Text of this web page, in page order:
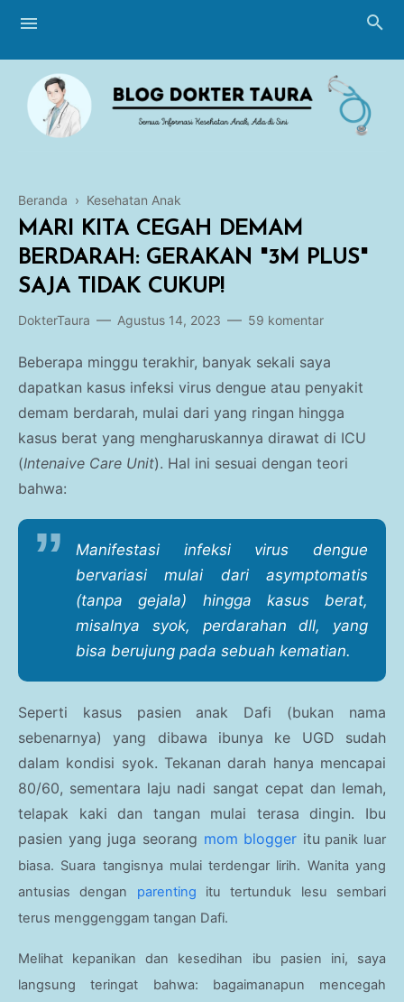
Blogging
Breastfeeding
Perawatan Bayi
Imunisasi
Tumbuh Kembang
Parenting
Traveling Story
Kesehatan Umum
Haji dan Umroh
Kesehatan Anak
Beranda › Kesehatan Anak
MARI KITA CEGAH DEMAM
BERDARAH: GERAKAN "3M PLUS"
SAJA TIDAK CUKUP!
DokterTaura Agustus 14, 2023 59 komentar
Beberapa minggu terakhir, banyak sekali saya
dapatkan kasus infeksi virus dengue atau penyakit
demam berdarah, mulai dari yang ringan hingga
kasus berat yang mengharuskannya dirawat di ICU
(Intenaive Care Unit). Hal ini sesuai dengan teori
bahwa:
Manifestasi infeksi virus dengue
bervariasi mulai dari asymptomatis
(tanpa gejala) hingga kasus berat,
misalnya syok, perdarahan dll, yang
bisa berujung pada sebuah kematian.
Seperti kasus pasien anak Dafi (bukan nama
sebenarnya) yang dibawa ibunya ke UGD sudah
dalam kondisi syok. Tekanan darah hanya mencapai
80/60, sementara laju nadi sangat cepat dan lemah,
telapak kaki dan tangan mulai terasa dingin. Ibu
pasien yang juga seorang mom blogger itu panik luar
biasa. Suara tangisnya mulai terdengar lirih. Wanita yang
antusias dengan parenting itu tertunduk lesu sembari
terus menggenggam tangan Dafi.
Melihat kepanikan dan kesedihan ibu pasien ini, saya
langsung teringat bahwa: bagaimanapun mencegah